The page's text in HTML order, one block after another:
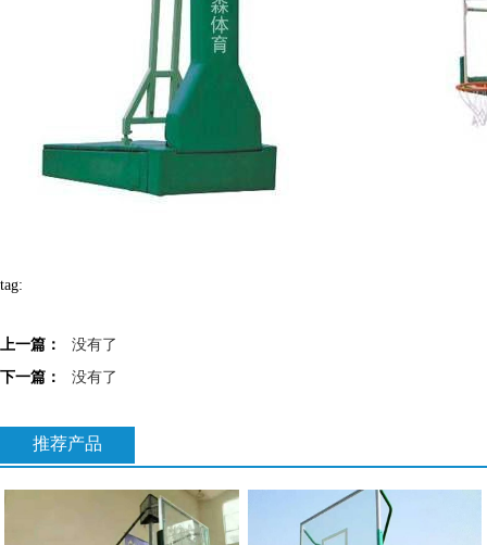
tag:
上一篇：
没有了
下一篇：
没有了
推荐产品